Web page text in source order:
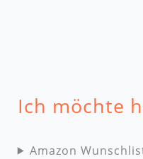
Ich möchte
Amazon